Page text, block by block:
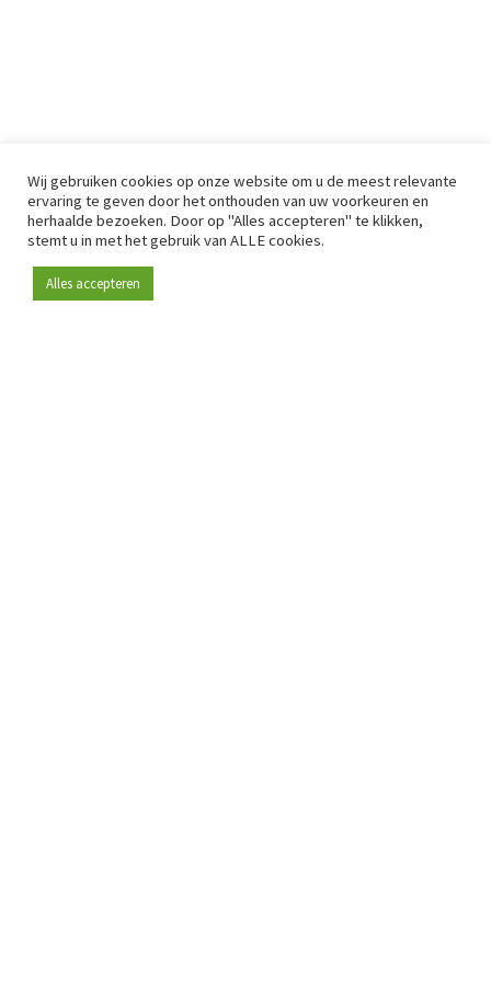
Wij gebruiken cookies op onze website om u de meest relevante
ervaring te geven door het onthouden van uw voorkeuren en
herhaalde bezoeken. Door op "Alles accepteren" te klikken,
stemt u in met het gebruik van ALLE cookies.
Alles accepteren